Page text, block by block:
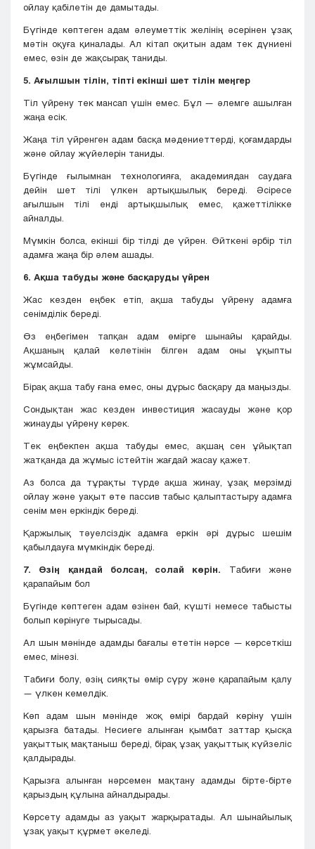
ойлау қабілетін де дамытады.
Бүгінде көптеген адам әлеуметтік желінің әсерінен ұзақ
мәтін оқуға қиналады. Ал кітап оқитын адам тек дүниені
емес, өзін де жақсырақ таниды.
5. Ағылшын тілін, тіпті екінші шет тілін меңгер
Тіл үйрену тек мансап үшін емес. Бұл — әлемге ашылған
жаңа есік.
Жаңа тіл үйренген адам басқа мәдениеттерді, қоғамдарды
және ойлау жүйелерін таниды.
Бүгінде ғылымнан технологияға, академиядан саудаға
дейін шет тілі үлкен артықшылық береді. Әсіресе
ағылшын тілі енді артықшылық емес, қажеттілікке
айналды.
Мүмкін болса, екінші бір тілді де үйрен. Өйткені әрбір тіл
адамға жаңа бір әлем ашады.
6. Ақша табуды және басқаруды үйрен
Жас кезден еңбек етіп, ақша табуды үйрену адамға
сенімділік береді.
Өз еңбегімен тапқан адам өмірге шынайы қарайды.
Ақшаның қалай келетінін білген адам оны ұқыпты
жұмсайды.
Бірақ ақша табу ғана емес, оны дұрыс басқару да маңызды.
Сондықтан жас кезден инвестиция жасауды және қор
жинауды үйрену керек.
Тек еңбекпен ақша табуды емес, ақшаң сен ұйықтап
жатқанда да жұмыс істейтін жағдай жасау қажет.
Аз болса да тұрақты түрде ақша жинау, ұзақ мерзімді
ойлау және уақыт өте пассив табыс қалыптастыру адамға
сенім мен еркіндік береді.
Қаржылық тәуелсіздік адамға еркін әрі дұрыс шешім
қабылдауға мүмкіндік береді.
7. Өзің қандай болсаң, солай көрін. Табиғи және
қарапайым бол
Бүгінде көптеген адам өзінен бай, күшті немесе табысты
болып көрінуге тырысады.
Ал шын мәнінде адамды бағалы ететін нәрсе — көрсеткіш
емес, мінезі.
Табиғи болу, өзің сияқты өмір сүру және қарапайым қалу
— үлкен кемелдік.
Көп адам шын мәнінде жоқ өмірі бардай көріну үшін
қарызға батады. Несиеге алынған қымбат заттар қысқа
уақыттық мақтаныш береді, бірақ ұзақ уақыттық күйзеліс
қалдырады.
Қарызға алынған нәрсемен мақтану адамды бірте-бірте
қарыздың құлына айналдырады.
Көрсету адамды аз уақыт жарқыратады. Ал шынайылық
ұзақ уақыт құрмет әкеледі.